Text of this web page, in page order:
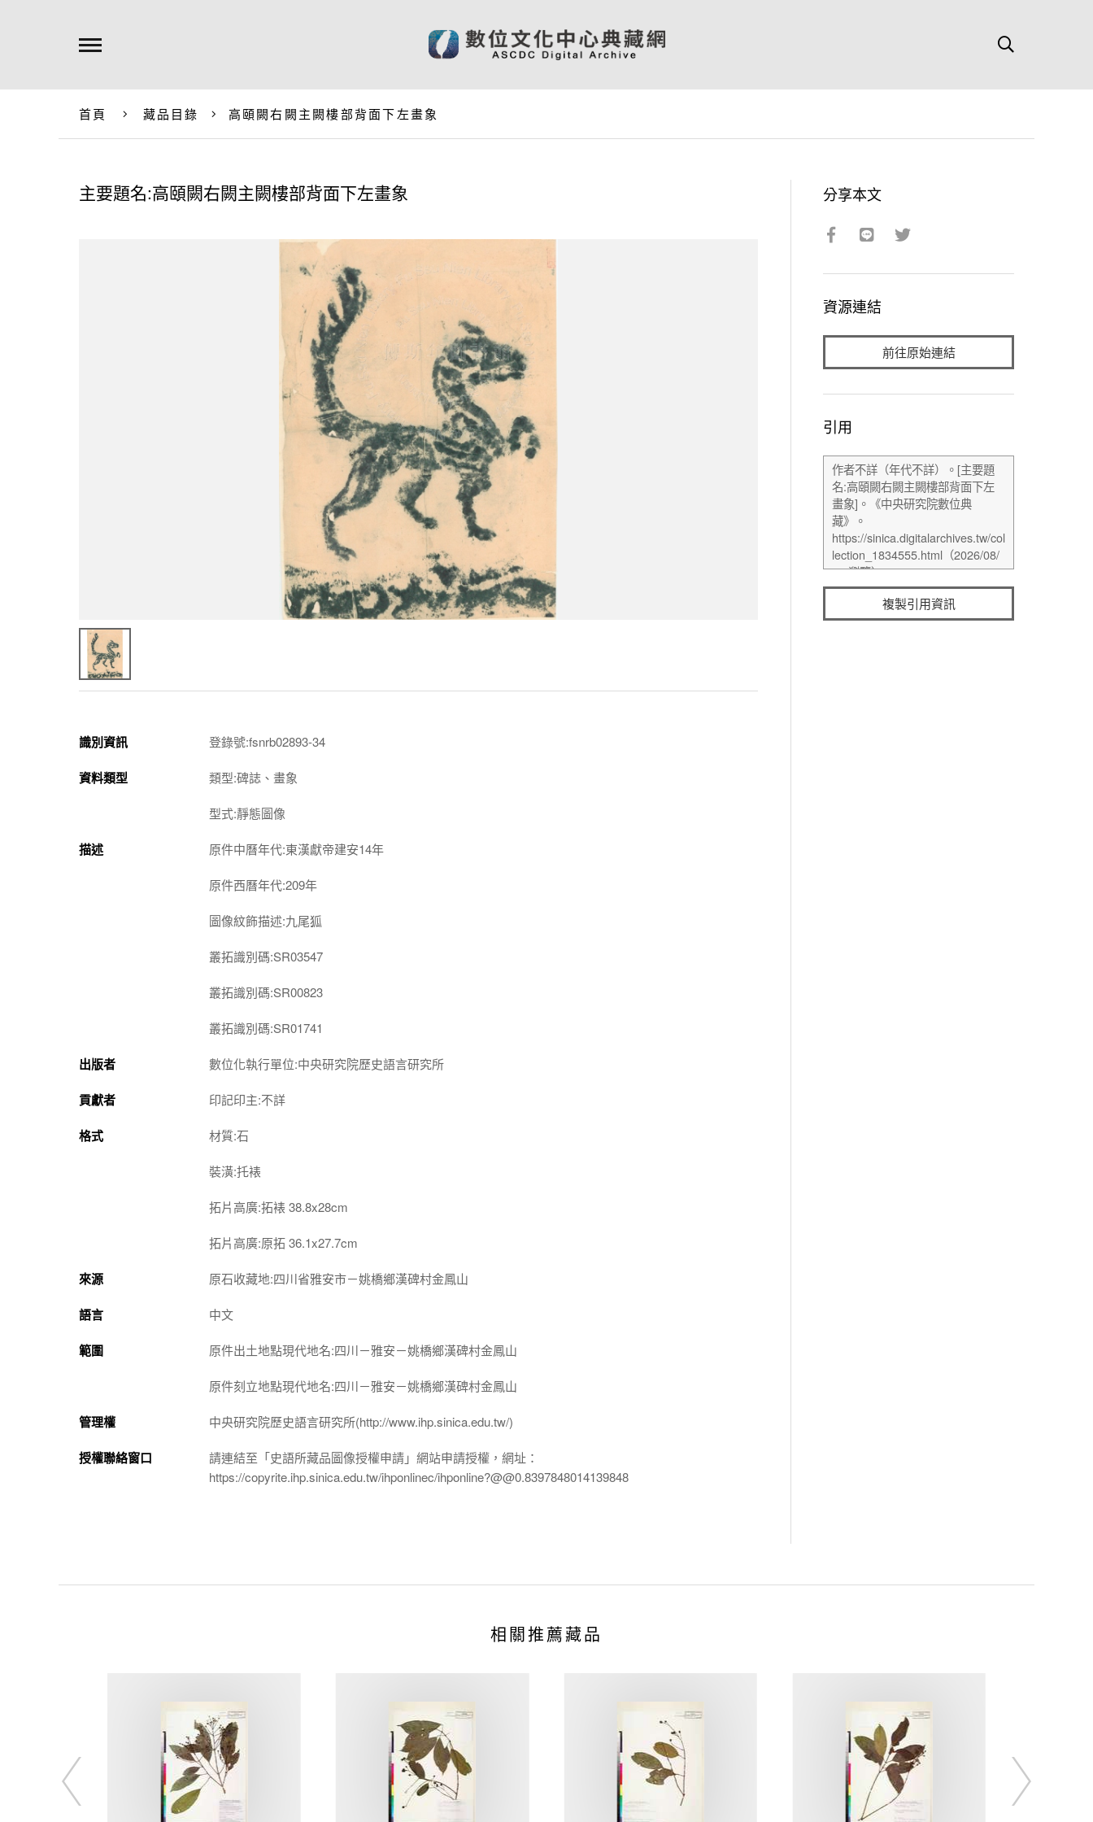
首頁 藏品目錄 高頤闕右闕主闕樓部背面下左畫象
主要題名:高頤闕右闕主闕樓部背面下左畫象
識別資訊 登錄號:fsnrb02893-34
資料類型 類型:碑誌、畫象
型式:靜態圖像
描述 原件中曆年代:東漢獻帝建安14年
原件西曆年代:209年
圖像紋飾描述:九尾狐
叢拓識別碼:SR03547
叢拓識別碼:SR00823
叢拓識別碼:SR01741
出版者 數位化執行單位:中央研究院歷史語言研究所
貢獻者 印記印主:不詳
格式 材質:石
裝潢:托裱
拓片高廣:拓裱 38.8x28cm
拓片高廣:原拓 36.1x27.7cm
來源 原石收藏地:四川省雅安市－姚橋鄉漢碑村金鳳山
語言 中文
範圍 原件出土地點現代地名:四川－雅安－姚橋鄉漢碑村金鳳山
原件刻立地點現代地名:四川－雅安－姚橋鄉漢碑村金鳳山
管理權 中央研究院歷史語言研究所(http://www.ihp.sinica.edu.tw/)
授權聯絡窗口
請連結至「史語所藏品圖像授權申請」網站申請授權，網址：
https://copyrite.ihp.sinica.edu.tw/ihponlinec/ihponline?@@0.8397848014139848
分享本文
資源連結
前往原始連結
引用
複製引用資訊
相關推薦藏品